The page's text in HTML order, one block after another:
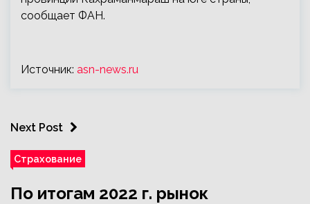
сообщает ФАН.
Источник: asn-news.ru
Next Post
Страхование
По итогам 2022 г. рынок